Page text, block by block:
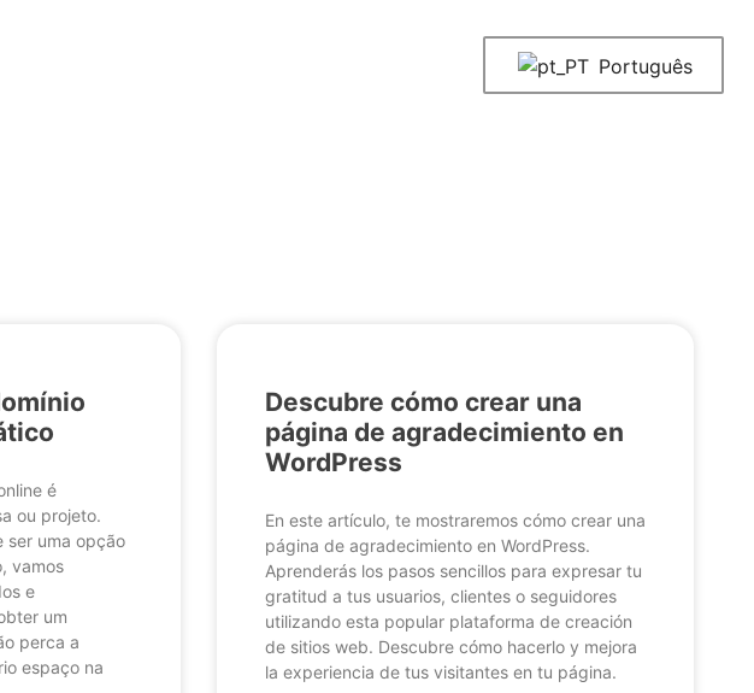
Português
é
ou projeto.
ser uma opção
vamos
e
um
perca a
espaço na
Descubre cómo crear una
página de agradecimiento en
WordPress
En este artículo, te mostraremos cómo crear una
página de agradecimiento en WordPress.
Aprenderás los pasos sencillos para expresar tu
gratitud a tus usuarios, clientes o seguidores
utilizando esta popular plataforma de creación
de sitios web. Descubre cómo hacerlo y mejora
la experiencia de tus visitantes en tu página.